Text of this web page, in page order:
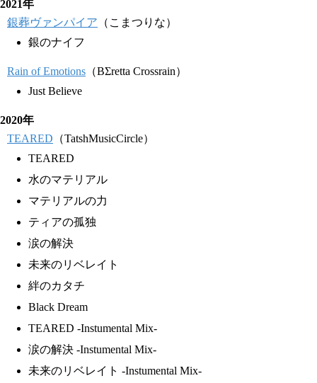
2021年
銀葬ヴァンパイア （こまつりな）
銀のナイフ
Rain of Emotions （BΣretta Crossrain）
Just Believe
2020年
TEARED （TatshMusicCircle）
TEARED
水のマテリアル
マテリアルの力
ティアの孤独
涙の解決
未来のリベレイト
絆のカタチ
Black Dream
TEARED -Instumental Mix-
涙の解決 -Instumental Mix-
未来のリベレイト -Instumental Mix-